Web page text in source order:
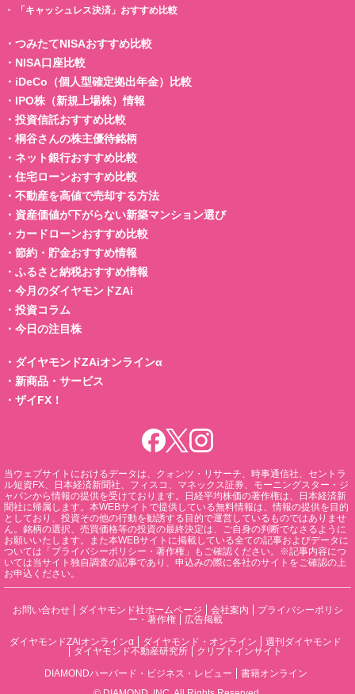
・
「キャッシュレス決済」おすすめ比較
・ つみたてNISAおすすめ比較
・ NISA口座比較
・ iDeCo（個人型確定拠出年金）比較
・ IPO株（新規上場株）情報
・ 投資信託おすすめ比較
・ 桐谷さんの株主優待銘柄
・ ネット銀行おすすめ比較
・ 住宅ローンおすすめ比較
・ 不動産を高値で売却する方法
・ 資産価値が下がらない新築マンション選び
・ カードローンおすすめ比較
・ 節約・貯金おすすめ情報
・ ふるさと納税おすすめ情報
・ 今月のダイヤモンドZAi
・ 投資コラム
・ 今日の注目株
・ ダイヤモンドZAiオンラインα
・ 新商品・サービス
・ ザイFX！
当ウェブサイトにおけるデータは、クォンツ・リサーチ、時事通信社、セントラ
ル短資FX、日本経済新聞社、フィスコ、マネックス証券、モーニングスター・ジ
ャパンから情報の提供を受けております。日経平均株価の著作権は、日本経済新
聞社に帰属します。本WEBサイトで提供している無料情報は、情報の提供を目的
としており、投資その他の行動を勧誘する目的で運営しているものではありませ
ん。銘柄の選択、売買価格等の投資の最終決定は、ご自身の判断でなさるように
お願いいたします。また本WEBサイトに掲載している全ての記事およびデータに
ついては「プライバシーポリシー・著作権」もご確認ください。※記事内容につ
いては当サイト独自調査の記事であり、申込みの際に各社のサイトをご確認の上
お申込ください。
お問い合わせ ダイヤモンド社ホームページ 会社案内
プライバシーポリシ
ー・著作権
広告掲載
ダイヤモンドZAiオンラインα
ダイヤモンド・オンライン
週刊ダイヤモンド
ダイヤモンド不動産研究所
クリプトインサイト
DIAMONDハーバード・ビジネス・レビュー
書籍オンライン